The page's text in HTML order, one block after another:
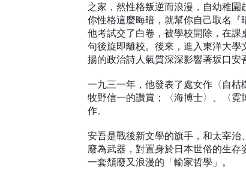
之家，然性格叛逆而浪漫，自幼稚園
你性格這麼晦暗，就幫你自己取名『
他考試交了白卷，被學校開除，在
句後旋即離校。後來，進入東洋大
揚的政治詩人氣質深深影響著坂口安
一九三一年，他發表了處女作〈自
牧野信一的讚賞；〈海博士〉、〈
作。
安吾是戰後新文學的旗手，和太宰
廢為武器，對置身於日本世俗的生
一套頹廢又浪漫的「輸家哲學」。